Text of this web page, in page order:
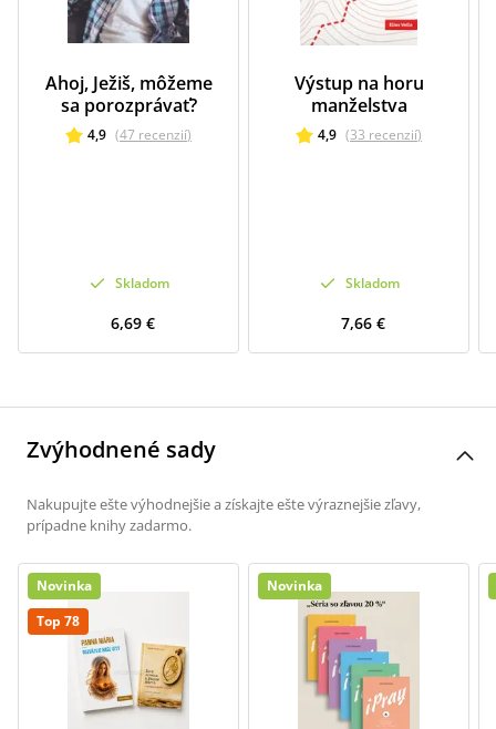
Ahoj, Ježiš, môžeme
sa porozprávať?
4,9 (47 recenzií)
Skladom
6,69 €
Výstup na horu
manželstva
4,9 (33 recenzií)
Skladom
7,66 €
Zvýhodnené sady
Nakupujte ešte výhodnejšie a získajte ešte výraznejšie zľavy,
prípadne knihy zadarmo.
Novinka
Top 78
Novinka